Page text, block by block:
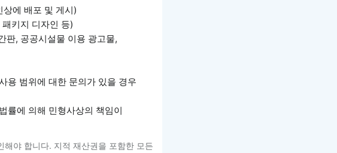
에 배포 및 게시)
키지 디자인 등)
판, 공공시설물 이용 광고물,
용 범위에 대한 문의가 있을 경우
률에 의해 민형사상의 책임이
야 합니다. 지적 재산권을 포함한 모든